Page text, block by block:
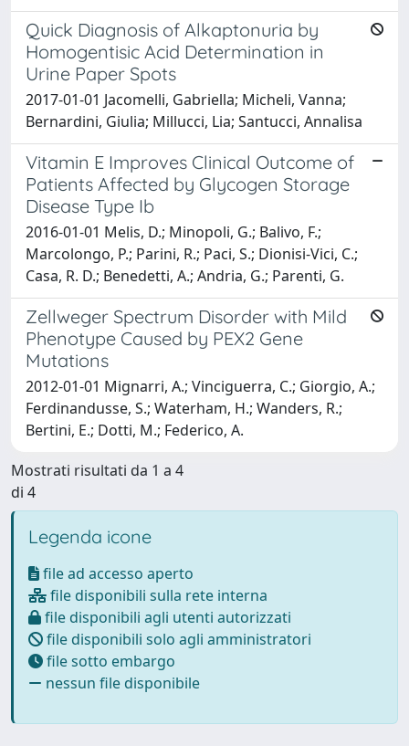
Quick Diagnosis of Alkaptonuria by
Homogentisic Acid Determination in
Urine Paper Spots
2017-01-01 Jacomelli, Gabriella; Micheli, Vanna;
Bernardini, Giulia; Millucci, Lia; Santucci, Annalisa
Vitamin E Improves Clinical Outcome of
Patients Affected by Glycogen Storage
Disease Type Ib
2016-01-01 Melis, D.; Minopoli, G.; Balivo, F.;
Marcolongo, P.; Parini, R.; Paci, S.; Dionisi-Vici, C.;
Casa, R. D.; Benedetti, A.; Andria, G.; Parenti, G.
Zellweger Spectrum Disorder with Mild
Phenotype Caused by PEX2 Gene
Mutations
2012-01-01 Mignarri, A.; Vinciguerra, C.; Giorgio, A.;
Ferdinandusse, S.; Waterham, H.; Wanders, R.;
Bertini, E.; Dotti, M.; Federico, A.
Mostrati risultati da 1 a 4
di 4
Legenda icone
file ad accesso aperto
file disponibili sulla rete interna
file disponibili agli utenti autorizzati
file disponibili solo agli amministratori
file sotto embargo
nessun file disponibile